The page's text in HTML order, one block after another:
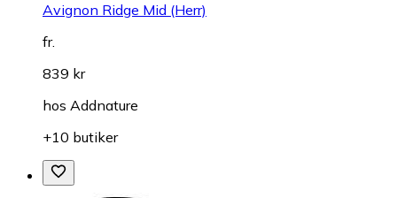
Avignon Ridge Mid (Herr)
fr.
839 kr
hos Addnature
+10 butiker